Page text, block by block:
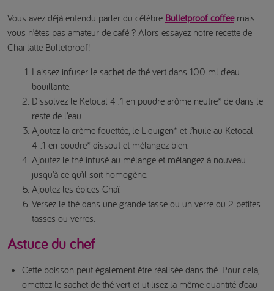
Vous avez déjà entendu parler du célèbre Bulletproof coffeemais
vous n’êtes pas amateur de café ? Alors essayez notre recette de
Chaï latte Bulletproof!
Laissez infuser le sachet de thé vert dans 100 ml d’eau
bouillante.
Dissolvez le Ketocal 4 :1 en poudre arôme neutre* de dans le
reste de l’eau.
Ajoutez la crème fouettée, le Liquigen* et l’huile au Ketocal
4 :1 en poudre* dissout et mélangez bien.
Ajoutez le thé infusé au mélange et mélangez à nouveau
jusqu’à ce qu’il soit homogène.
Ajoutez les épices Chaï.
Versez le thé dans une grande tasse ou un verre ou 2 petites
tasses ou verres.
Astuce du chef
Cette boisson peut également être réalisée dans thé. Pour cela,
omettez le sachet de thé vert et utilisez la même quantité d’eau